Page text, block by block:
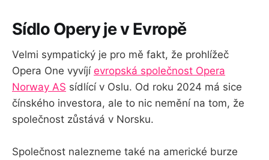
Sídlo Opery je v Evropě
Velmi sympatický je pro mě fakt, že prohlížeč
Opera One vyvíjí evropská společnost Opera
Norway AS sídlící v Oslu. Od roku 2024 má sice
čínského investora, ale to nic nemění na tom, že
společnost zůstává v Norsku.
Společnost nalezneme také na americké burze